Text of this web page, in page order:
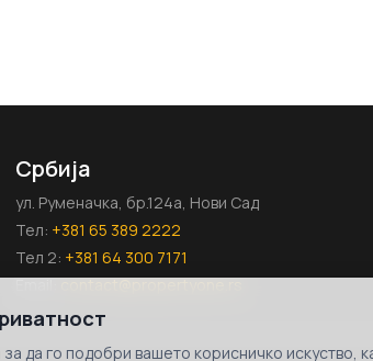
да го подобри вашето корисничко искуство,
Србија
ул. Руменачка, бр.124а, Нови Сад
Тел: +381 65 389 2222
Тел 2: +381 64 300 7171
Email:contact@propertyone.rs